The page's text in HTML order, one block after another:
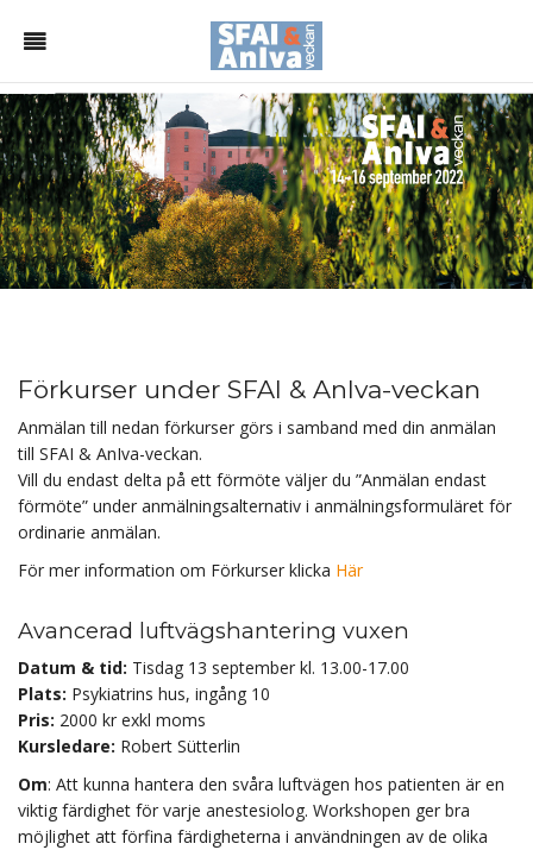
Förkurser under SFAI & AnIva-veckan
Anmälan till nedan förkurser görs i samband med din anmälan
till SFAI & AnIva-veckan.
Vill du endast delta på ett förmöte väljer du ”Anmälan endast
förmöte” under anmälningsalternativ i anmälningsformuläret för
ordinarie anmälan.
För mer information om Förkurser klicka Här
Avancerad luftvägshantering vuxen
Datum & tid: Tisdag 13 september kl. 13.00-17.00
Plats: Psykiatrins hus, ingång 10
Pris: 2000 kr exkl moms
Kursledare: Robert Sütterlin
Om: Att kunna hantera den svåra luftvägen hos patienten är en
viktig färdighet för varje anestesiolog. Workshopen ger bra
möjlighet att förfina färdigheterna i användningen av de olika